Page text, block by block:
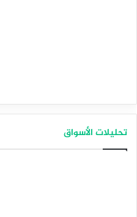
تحليلات الأسواق